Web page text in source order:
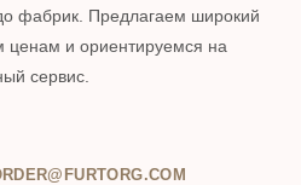
фабрик. Предлагаем широкий
ценам и ориентируемся на
сервис.